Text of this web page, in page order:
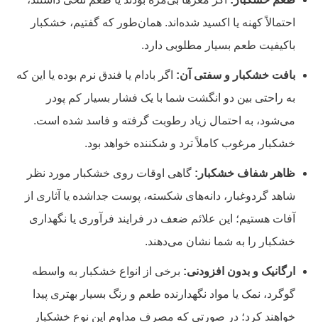
احتمالاً کهنه یا اکسید شده‌اند. همان‌طور که گفتیم، خشکبار
باکیفیت طعم بسیار مطلوبی دارد.
بافت خشکبار و سفتی آن: اگر بادام یا فندق نرم بوده یا این که
به راحتی بین دو انگشت شما با یک فشار بسیار کم پودر
می‌شود، به احتمال زیاد رطوبت گرفته و فاسد شده است.
خشکبار مرغوب کاملاً ترد و شکننده خواهد بود.
ظاهر شفاف خشکبار: گاهی اوقات روی خشکبار مورد نظر
شاهد گردوغبار، دانه‌های شکسته، پوست جداشده یا آثاری از
آفات هستیم؛ این علائم ضعف در فرایند فرآوری یا نگهداری
خشکبار را به شما نشان می‌دهند.
ارگانیک و بدون افزودنی: برخی از انواع خشکبار به واسطه
گوگرد، نمک یا مواد نگهدارنده طعم و رنگ بسیار بهتری پیدا
خواهند کرد؛ در صورتی که مصرف مداوم این نوع خشکبار